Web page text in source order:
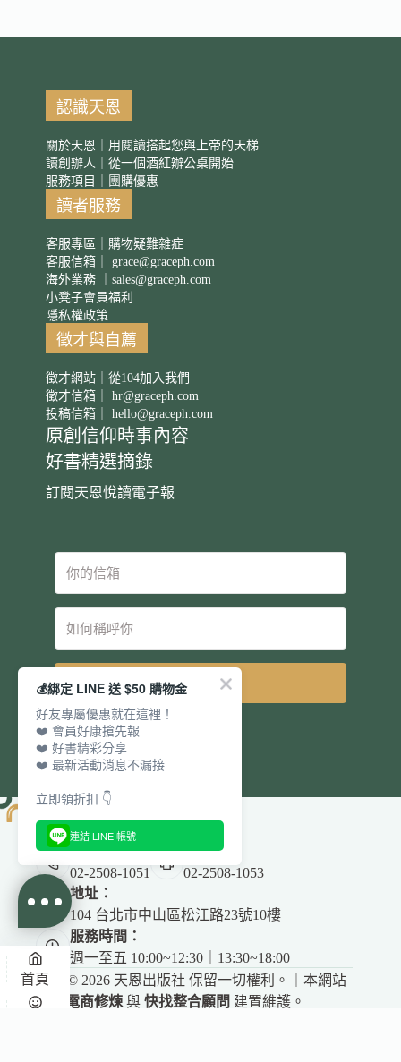
認識天恩
關於天恩｜用閱讀搭起您與上帝的天梯
讀創辦人｜從一個酒紅辦公桌開始
服務項目｜團購優惠
讀者服務
客服專區｜購物疑難雜症
客服信箱｜ grace@graceph.com
海外業務 ｜ sales@graceph.com
小凳子會員福利
隱私權政策
徵才與自薦
徵才網站｜從104加入我們
徵才信箱｜ hr@graceph.com
投稿信箱｜ hello@graceph.com
原創信仰時事內容
好書精選摘錄
訂閱天恩悅讀電子報
立即訂閱
電話：
02-2508-1051
傳真：
02-2508-1053
地址：
104 台北市中山區松江路23號10樓
服務時間：
週一至五 10:00~12:30｜13:30~18:00
Copyright © 2026 天恩出版社 保留一切權利。｜本網站
電商修煉 與快找整合顧問 建置維護。
首頁
💰綁定 LINE 送 $50 購物金
好友專屬優惠就在這裡！
❤️ 會員好康搶先報
❤️ 好書精彩分享
❤️ 最新活動消息不漏接
立即領折扣 👇
連結 LINE 帳號